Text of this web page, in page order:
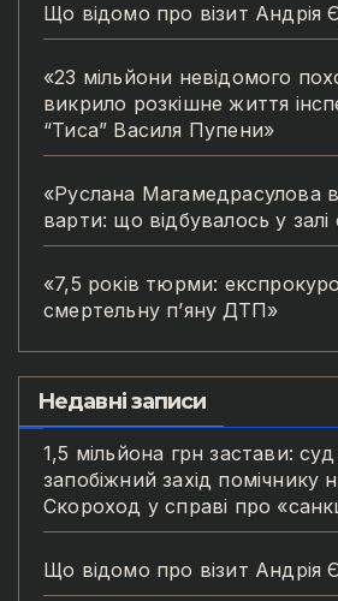
Що відомо про візит Андрія
«23 мільйони невідомого
викрило розкішне життя
“Тиса” Василя Пупени»
«Руслана Магамедрасулова
варти: що відбувалось у залі
«7,5 років тюрми:
смертельну п’яну ДТП»
Недавні записи
1,5 мільйона грн застави:
запобіжний захід помічнику
Скороход у справі про
Що відомо про візит Андрія